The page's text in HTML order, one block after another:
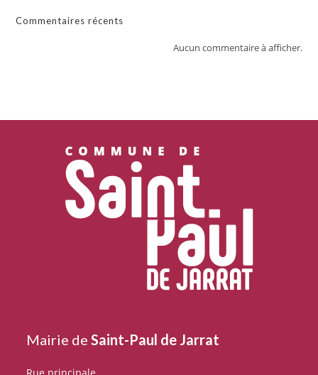
Commentaires récents
Aucun commentaire à afficher.
Mairie deSaint-Paul de Jarrat